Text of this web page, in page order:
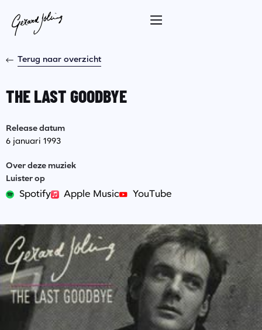
Terug naar overzicht
THE LAST GOODBYE
Release datum
6 januari 1993
Over deze muziek
Luister op
Spotify Apple Music YouTube